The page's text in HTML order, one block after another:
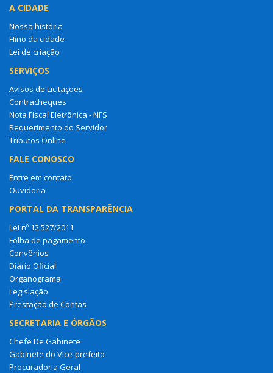
A CIDADE
Nossa história
Hino da cidade
Lei de criação
SERVIÇOS
Avisos de Licitações
Contracheques
Nota Fiscal Eletrônica - NFS
Requerimento do Servidor
Tributos Online
FALE CONOSCO
Entre em contato
Ouvidoria
PORTAL DA TRANSPARÊNCIA
Lei nº 12.527/2011
Folha de pagamento
Convênios
Diário Oficial
Organograma
Legislação
Prestação de Contas
SECRETARIA E ÓRGÃOS
Chefe De Gabinete
Gabinete do Vice-prefeito
Procuradoria Geral